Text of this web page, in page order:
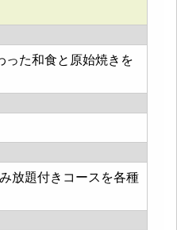
った和食と原始焼きを
放題付きコースを各種